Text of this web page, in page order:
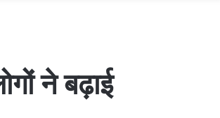
ने बढ़ाई